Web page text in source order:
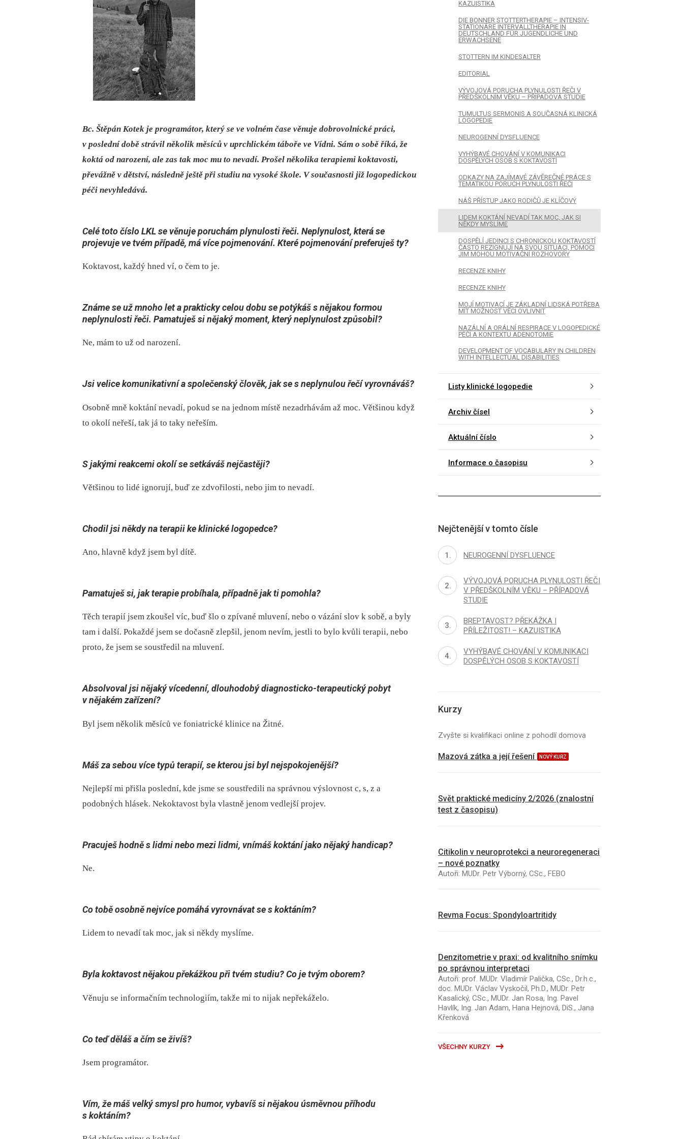
Bc. Štěpán Kotek je programátor, který se ve volném čase věnuje dobrovolnické práci,
v poslední době strávil několik měsíců v uprchlickém táboře ve Vídni. Sám o sobě říká, že
koktá od narození, ale zas tak moc mu to nevadí. Prošel několika terapiemi koktavosti,
převážně v dětství, následně ještě při studiu na vysoké škole. V současnosti již logopedickou
péči nevyhledává.
Celé toto číslo LKL se věnuje poruchám plynulosti řeči. Neplynulost, která se
projevuje ve tvém případě, má více pojmenování. Které pojmenování preferuješ ty?
Koktavost, každý hned ví, o čem to je.
Známe se už mnoho let a prakticky celou dobu se potýkáš s nějakou formou
neplynulosti řeči. Pamatuješ si nějaký moment, který neplynulost způsobil?
Ne, mám to už od narození.
Jsi velice komunikativní a společenský člověk, jak se s neplynulou řečí vyrovnáváš?
Osobně mně koktání nevadí, pokud se na jednom místě nezadrhávám až moc. Většinou když
to okolí neřeší, tak já to taky neřeším.
S jakými reakcemi okolí se setkáváš nejčastěji?
Většinou to lidé ignorují, buď ze zdvořilosti, nebo jim to nevadí.
Chodil jsi někdy na terapii ke klinické logopedce?
Ano, hlavně když jsem byl dítě.
Pamatuješ si, jak terapie probíhala, případně jak ti pomohla?
Těch terapií jsem zkoušel víc, buď šlo o zpívané mluvení, nebo o vázání slov k sobě, a byly
tam i další. Pokaždé jsem se dočasně zlepšil, jenom nevím, jestli to bylo kvůli terapii, nebo
proto, že jsem se soustředil na mluvení.
Absolvoval jsi nějaký vícedenní, dlouhodobý diagnosticko-terapeutický pobyt
v nějakém zařízení?
Byl jsem několik měsíců ve foniatrické klinice na Žitné.
Máš za sebou více typů terapií, se kterou jsi byl nejspokojenější?
Nejlepší mi přišla poslední, kde jsme se soustředili na správnou výslovnost c, s, z a
podobných hlásek. Nekoktavost byla vlastně jenom vedlejší projev.
Pracuješ hodně s lidmi nebo mezi lidmi, vnímáš koktání jako nějaký handicap?
Ne.
Co tobě osobně nejvíce pomáhá vyrovnávat se s koktáním?
Lidem to nevadí tak moc, jak si někdy myslíme.
Byla koktavost nějakou překážkou při tvém studiu? Co je tvým oborem?
Věnuju se informačním technologiím, takže mi to nijak nepřekáželo.
Co teď děláš a čím se živíš?
Jsem programátor.
Vím, že máš velký smysl pro humor, vybavíš si nějakou úsměvnou příhodu
s koktáním?
KAZUISTIKA
DIE BONNER STOTTERTHERAPIE – INTENSIV-
STATIONÄRE INTERVALLTHERAPIE IN
DEUTSCHLAND FÜR JUGENDLICHE UND
ERWACHSENE
STOTTERN IM KINDESALTER
EDITORIAL
VÝVOJOVÁ PORUCHA PLYNULOSTI ŘEČI V
PŘEDŠKOLNÍM VĚKU – PŘÍPADOVÁ STUDIE
TUMULTUS SERMONIS A SOUČASNÁ KLINICKÁ
LOGOPEDIE
NEUROGENNÍ DYSFLUENCE
VYHÝBAVÉ CHOVÁNÍ V KOMUNIKACI
DOSPĚLÝCH OSOB S KOKTAVOSTÍ
ODKAZY NA ZAJÍMAVÉ ZÁVĚREČNÉ PRÁCE S
TEMATIKOU PORUCH PLYNULOSTI ŘEČI
NÁŠ PŘÍSTUP JAKO RODIČŮ JE KLÍČOVÝ
LIDEM KOKTÁNÍ NEVADÍ TAK MOC, JAK SI
NĚKDY MYSLÍME
DOSPĚLÍ JEDINCI S CHRONICKOU KOKTAVOSTÍ
ČASTO REZIGNUJÍ NA SVOU SITUACI, POMOCI
JIM MOHOU MOTIVAČNÍ ROZHOVORY
RECENZE KNIHY
RECENZE KNIHY
MOJÍ MOTIVACÍ JE ZÁKLADNÍ LIDSKÁ POTŘEBA
MÍT MOŽNOST VĚCI OVLIVNIT
NAZÁLNÍ A ORÁLNÍ RESPIRACE V LOGOPEDICKÉ
PÉČI A KONTEXTU ADENOTOMIE
DEVELOPMENT OF VOCABULARY IN CHILDREN
WITH INTELLECTUAL DISABILITIES
Listy klinické logopedie
Archiv čísel
Aktuální číslo
Informace o časopisu
Nejčtenější v tomto čísle
NEUROGENNÍ DYSFLUENCE
VÝVOJOVÁ PORUCHA PLYNULOSTI ŘEČI
V PŘEDŠKOLNÍM VĚKU – PŘÍPADOVÁ
STUDIE
BREPTAVOST? PŘEKÁŽKA I
PŘÍLEŽITOST! – KAZUISTIKA
VYHÝBAVÉ CHOVÁNÍ V KOMUNIKACI
DOSPĚLÝCH OSOB S KOKTAVOSTÍ
Kurzy
Zvyšte si kvalifikaci online z pohodlí domova
Mazová zátka a její řešení NOVÝ KURZ
Svět praktické medicíny 2/2026 (znalostní
test z časopisu)
Citikolin v neuroprotekci a neuroregeneraci
– nové poznatky
Autoři: MUDr. Petr Výborný, CSc., FEBO
Revma Focus: Spondyloartritidy
Denzitometrie v praxi: od kvalitního snímku
po správnou interpretaci
Autoři: prof. MUDr. Vladimír Palička, CSc., Dr.h.c.,
doc. MUDr. Václav Vyskočil, Ph.D., MUDr. Petr
Kasalický, CSc., MUDr. Jan Rosa, Ing. Pavel
Havlík, Ing. Jan Adam, Hana Hejnová, DiS., Jana
Křenková
VŠECHNY KURZY